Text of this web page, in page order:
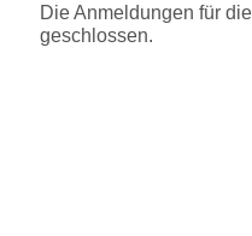
Die Anmeldungen für
geschlossen.